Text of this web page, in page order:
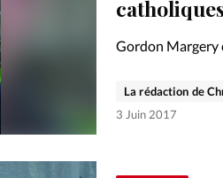
Gordon Margery
La rédaction de
3 Juin 2017